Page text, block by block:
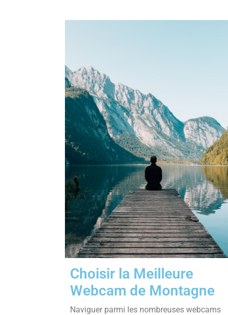
Choisir la Meilleure
Webcam de Montagne
Naviguer parmi les nombreuses webcams